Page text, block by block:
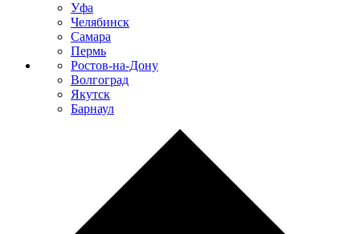
Уфа
Челябинск
Самара
Пермь
Ростов-на-Дону
Волгоград
Якутск
Барнаул